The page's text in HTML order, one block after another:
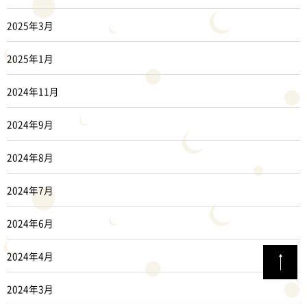
2025年3月
2025年1月
2024年11月
2024年9月
2024年8月
2024年7月
2024年6月
2024年4月
2024年3月